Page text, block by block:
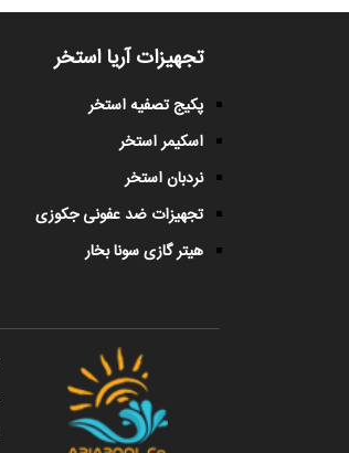
تجهیزات آریا استخر
پکیج تصفیه استخر
اسکیمر استخر
نردبان استخر
تجهیزات ضد عفونی جکوزی
هیتر گازی سونا بخار